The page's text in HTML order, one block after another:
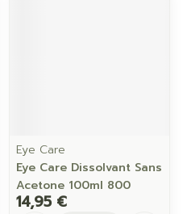
Eye Care
Eye Care Dissolvant Sans
Acetone 100ml 800
14,95 €